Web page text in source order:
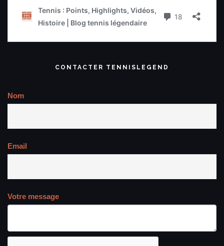
CONTACTER TENNISLEGEND
Nom
Email
Votre message